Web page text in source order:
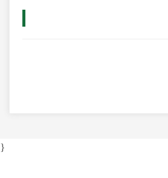
}